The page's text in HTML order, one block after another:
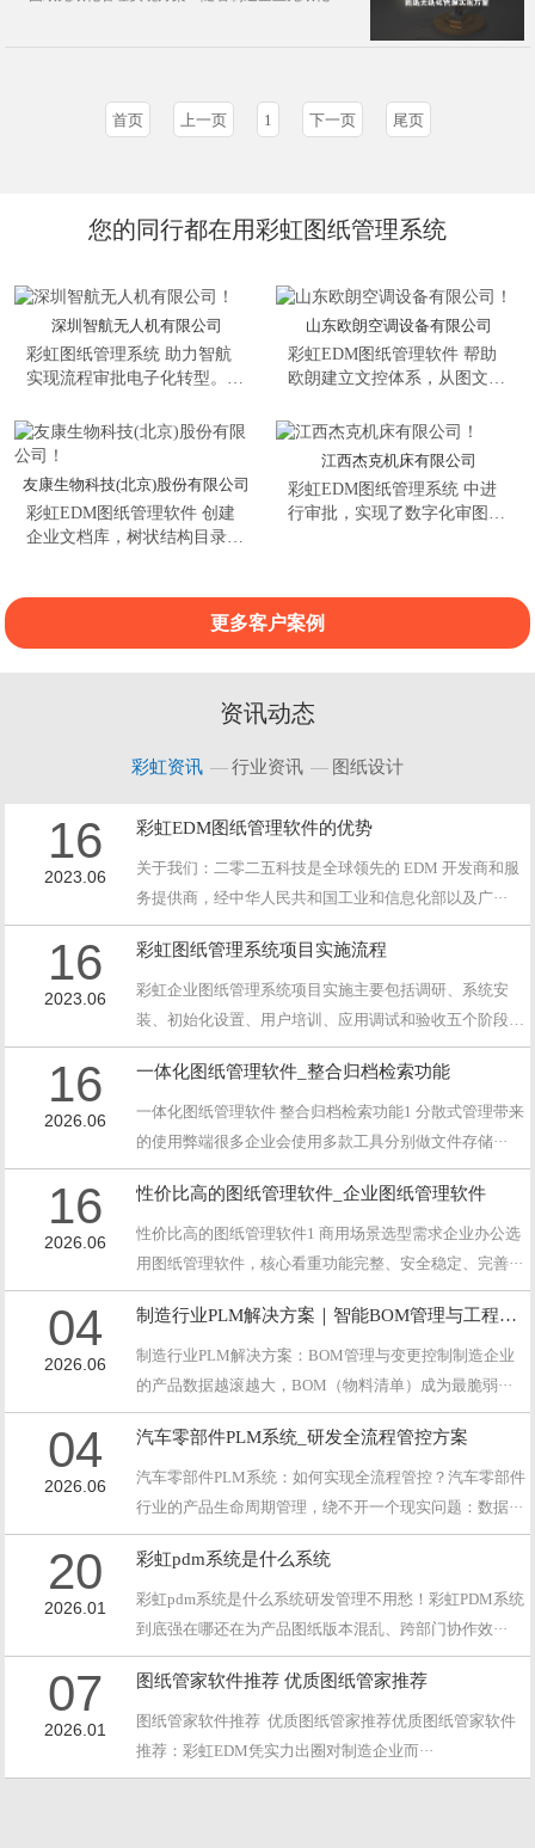
首页 上一页 1 下一页 尾页
您的同行都在用彩虹图纸管理系统
深圳智航无人机有限公司
彩虹图纸管理系统 助力智航
实现流程审批电子化转型。在
档并进行圈红批阅；高效的电
子签章，实现自动签名，逐步
推进文档资料电子化审批。实
用的收发管理，建立无纸化图
文档流转体系，为智航真正实
现无纸化绿色办公奠定坚实的
山东欧朗空调设备有限公司
彩虹EDM图纸管理软件 帮助
欧朗建立文控体系，从图文档
变更、废止等生命周期阶段管
理，记录图文档的整个演变过
程信息..
友康生物科技(北京)股份有限公司
彩虹EDM图纸管理软件 创建
企业文档库，树状结构目录，
统内的历史文件随时查阅，可
江西杰克机床有限公司
彩虹EDM图纸管理系统​ 中进
行审批，实现了数字化审图，
无纸化流转，也保证了数据的
准确唯一。可以在移动设备上
信息孤岛...
更多客户案例
资讯动态
彩虹资讯 行业资讯 图纸设计
16
2023.06
彩虹EDM图纸管理软件的优势
关于我们：二零二五科技是全球领先的 EDM 开发商和服
务提供商，经中华人民共和国工业和信息化部以及广···
16
2023.06
彩虹图纸管理系统项目实施流程
彩虹企业图纸管理系统项目实施主要包括调研、系统安
装、初始化设置、用户培训、应用调试和验收五个阶段；
每···
16
2026.06
一体化图纸管理软件_整合归档检索功能
一体化图纸管理软件 整合归档检索功能1 分散式管理带来
的使用弊端很多企业会使用多款工具分别做文件存储···
16
2026.06
性价比高的图纸管理软件_企业图纸管理软件
性价比高的图纸管理软件1 商用场景选型需求企业办公选
用图纸管理软件，核心看重功能完整、安全稳定、完善···
04
2026.06
制造行业PLM解决方案｜智能BOM管理与工程变更控制
制造行业PLM解决方案：BOM管理与变更控制制造企业
的产品数据越滚越大，BOM（物料清单）成为最脆弱···
04
2026.06
汽车零部件PLM系统_研发全流程管控方案
汽车零部件PLM系统：如何实现全流程管控？汽车零部件
行业的产品生命周期管理，绕不开一个现实问题：数据···
20
2026.01
彩虹pdm系统是什么系统
彩虹pdm系统是什么系统研发管理不用愁！彩虹PDM系统
到底强在哪还在为产品图纸版本混乱、跨部门协作效···
07
2026.01
图纸管家软件推荐 优质图纸管家推荐
图纸管家软件推荐 优质图纸管家推荐优质图纸管家软件
推荐：彩虹EDM凭实力出圈对制造企业而···